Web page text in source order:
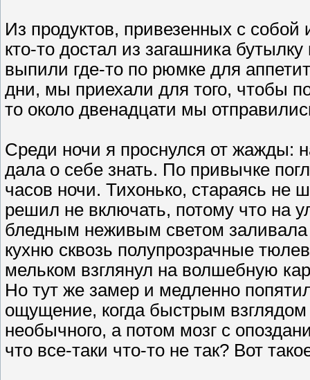
Из продуктов, привезенных с
кто-то достал из загашника
выпили где-то по рюмке для
дни, мы приехали для того, чтобы
то около двенадцати мы
Среди ночи я проснулся от жажды:
дала о себе знать. По привычке
часов ночи. Тихонько, стараясь не
решил не включать, потому что на
бледным неживым светом заливала
кухню сквозь полупрозрачные
мельком взглянул на волшебную
Но тут же замер и медленно
ощущение, когда быстрым
необычного, а потом мозг с
что все-таки что-то не так? Вот